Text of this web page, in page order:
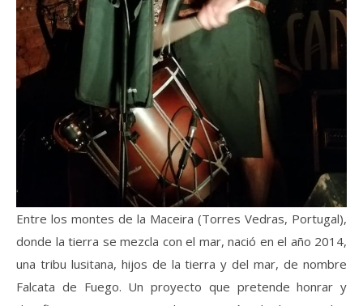
Entre los montes de la Maceira (Torres Vedras, Portugal),
donde la tierra se mezcla con el mar, nació en el año 2014,
una tribu lusitana, hijos de la tierra y del mar, de nombre
Falcata de Fuego. Un proyecto que pretende honrar y